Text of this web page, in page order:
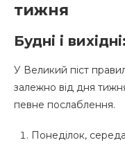
тижня
Будні і
У Великий піст
залежно від дня
певне послаблення.
Понеділок,